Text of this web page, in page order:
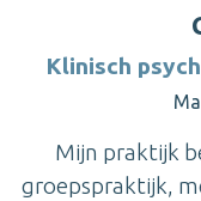
Klinisch
Mijn praktijk
groepspraktijk,